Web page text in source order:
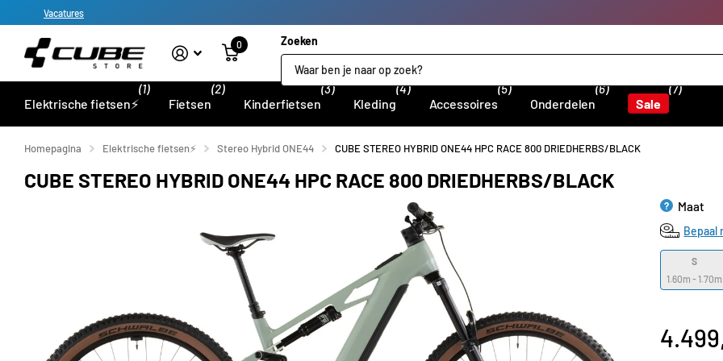
Vacatures
Zoeken
0
Elektrische fietsen⚡
(1)
Fietsen
(2)
Kinderfietsen
(3)
Kleding
(4)
Accessoires
(5)
Onderdelen
(6)
Sale
(7)
Homepagina Elektrische fietsen⚡ Stereo Hybrid ONE44 CUBE STEREO HYBRID ONE44 HPC RACE 800 DRIEDHERBS/BLACK
CUBE STEREO HYBRID ONE44 HPC RACE 800 DRIEDHERBS/BLACK
Maat
?
Bepaal
S
1.60m - 1.70m